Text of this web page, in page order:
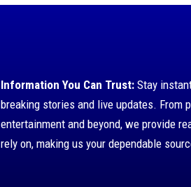
Information You Can Trust: Stay
breaking stories and live updates. From
entertainment and beyond, we provide
rely on, making us your dependable